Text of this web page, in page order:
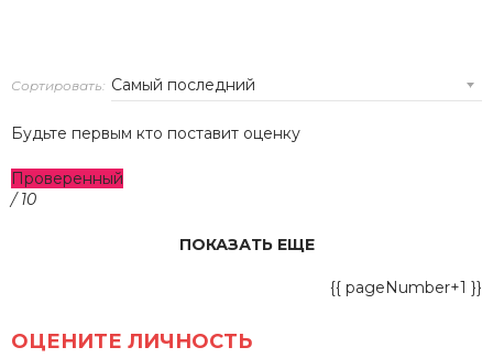
Сортировать:
Будьте первым кто поставит оценку
Проверенный
/ 10
ПОКАЗАТЬ ЕЩЕ
{{ pageNumber+1 }}
ОЦЕНИТЕ ЛИЧНОСТЬ